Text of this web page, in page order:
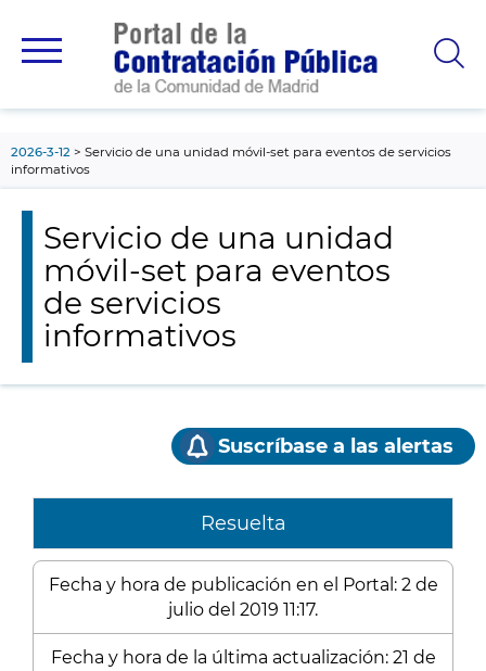
principal
2026-3-12
Servicio de una unidad móvil-set para eventos de servicios
informativos
Servicio de una unidad
móvil-set para eventos
de servicios
informativos
Suscríbase a las alertas
Resuelta
Fecha y hora de publicación en el Portal: 2 de
julio del 2019 11:17.
Fecha y hora de la última actualización: 21 de